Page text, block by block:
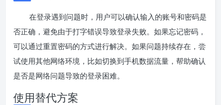
在登录遇到问题时，用户可以确认输入的账号和密码是
否正确，避免由于打字错误导致登录失败。如果忘记密码，
可以通过重置密码的方式进行解决。如果问题持续存在，尝
试使用其他网络环境，比如切换到手机数据流量，帮助确认
是否是网络问题导致的登录困难。
使用替代方案